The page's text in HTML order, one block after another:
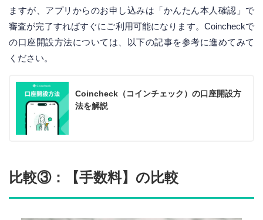
ますが、アプリからのお申し込みは「かんたん本人確認」で
審査が完了すればすぐにご利用可能になります。Coincheckで
の口座開設方法については、以下の記事を参考に進めてみて
ください。
Coincheck（コインチェック）の口座開設方
法を解説
比較③：【手数料】の比較